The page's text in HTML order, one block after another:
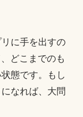
に手を出すの
どこまでのも
態です。もし
なれば、大問